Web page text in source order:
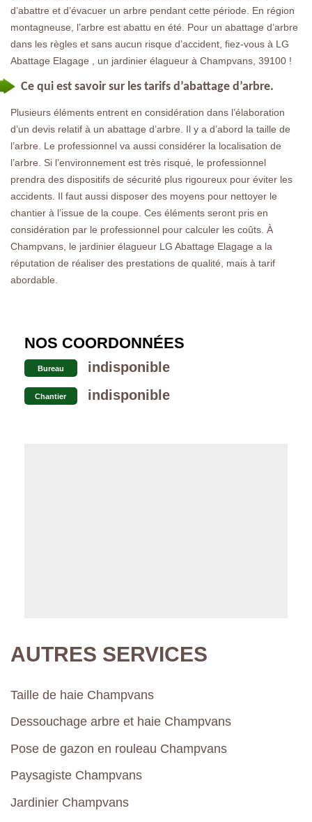
d’abattre et d’évacuer un arbre pendant cette période. En région
montagneuse, l’arbre est abattu en été. Pour un abattage d’arbre
dans les règles et sans aucun risque d’accident, fiez-vous à LG
Abattage Elagage , un jardinier élagueur à Champvans, 39100 !
Ce qui est savoir sur les tarifs d’abattage d’arbre.
Plusieurs éléments entrent en considération dans l’élaboration
d’un devis relatif à un abattage d’arbre. Il y a d’abord la taille de
l’arbre. Le professionnel va aussi considérer la localisation de
l’arbre. Si l’environnement est très risqué, le professionnel
prendra des dispositifs de sécurité plus rigoureux pour éviter les
accidents. Il faut aussi disposer des moyens pour nettoyer le
chantier à l’issue de la coupe. Ces éléments seront pris en
considération par le professionnel pour calculer les coûts. À
Champvans, le jardinier élagueur LG Abattage Elagage a la
réputation de réaliser des prestations de qualité, mais à tarif
abordable.
NOS COORDONNÉES
Bureau indisponible
Chantier indisponible
AUTRES SERVICES
Taille de haie Champvans
Dessouchage arbre et haie Champvans
Pose de gazon en rouleau Champvans
Paysagiste Champvans
Jardinier Champvans